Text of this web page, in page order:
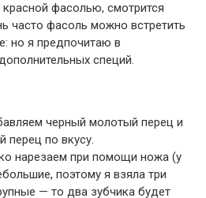
красной фасолью, смотрится
часто фасоль можно встретить
но я предпочитаю в
специй.
черный молотый перец и
перец по вкусу.
нарезаем при помощи ножа (у
поэтому я взяла три
— то два зубчика будет